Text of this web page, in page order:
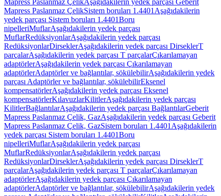
Mapress Paslanmaz ÇelikAşağıdakilerin yedek parçası Geberit
Mapress Paslanmaz ÇelikSistem boruları 1.4401 Aşağıdakilerin
yedek parçası Sistem boruları 1.4401Boru
nipelleriMuflarAşağıdakilerin yedek parçası
MuflarRedüksiyonlarAşağıdakilerin yedek parçası
RedüksiyonlarDirseklerAşağıdakilerin yedek parçası DirseklerT
parçalarAşağıdakilerin yedek parçası T parçalarÇıkarılamayan
adaptörlerAşağıdakilerin yedek parçası Çıkarılamayan
adaptörlerAdaptörler ve bağlantılar, sökülebilirAşağıdakilerin yedek
parçası Adaptörler ve bağlantılar, sökülebilirEksenel
kompensatörlerAşağıdakilerin yedek parçası Eksenel
kompensatörlerKılavuzlarKilitlerAşağıdakilerin yedek parçası
KilitlerBağlantılarAşağıdakilerin yedek parçası BağlantılarGeberit
Mapress Paslanmaz Çelik, GazAşağıdakilerin yedek parçası Geberit
Mapress Paslanmaz Çelik, GazSistem boruları 1.4401 Aşağıdakilerin
yedek parçası Sistem boruları 1.4401Boru
nipelleriMuflarAşağıdakilerin yedek parçası
MuflarRedüksiyonlarAşağıdakilerin yedek parçası
RedüksiyonlarDirseklerAşağıdakilerin yedek parçası DirseklerT
parçalarAşağıdakilerin yedek parçası T parçalarÇıkarılamayan
adaptörlerAşağıdakilerin yedek parçası Çıkarılamayan
adaptörlerAdaptörler ve bağlantılar, sökülebilirAşağıdakilerin yedek